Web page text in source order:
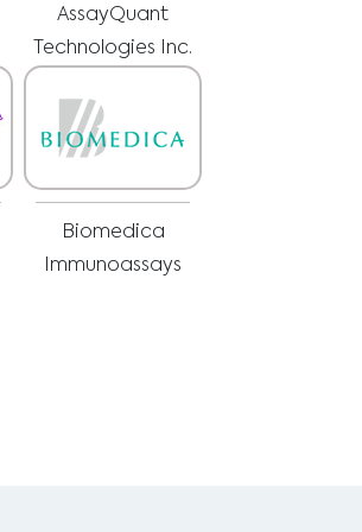
AssayQuant
Technologies Inc.
Biomedica
Immunoassays